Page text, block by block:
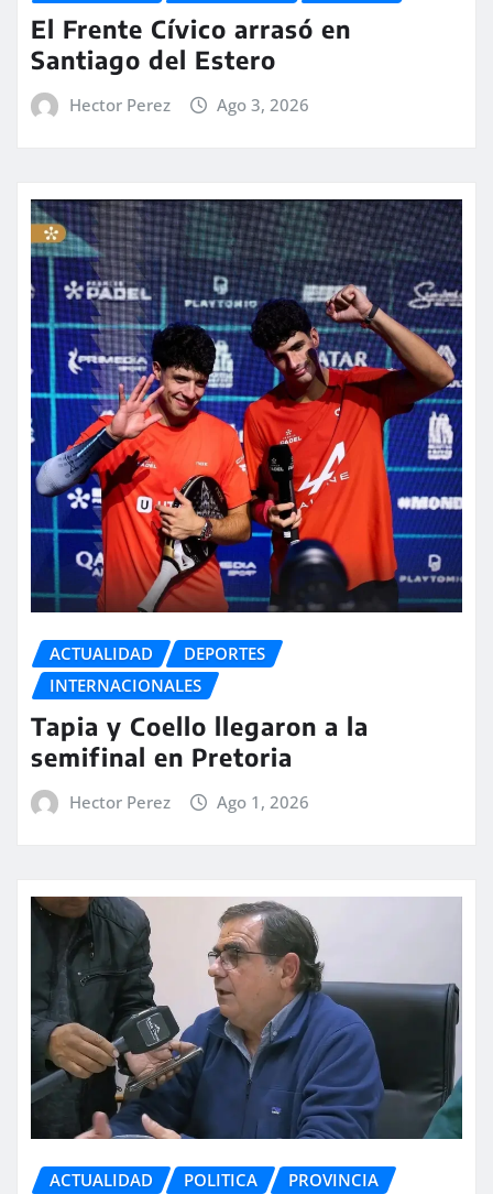
El Frente Cívico arrasó en
Santiago del Estero
Hector Perez Ago 3, 2026
ACTUALIDAD
DEPORTES
INTERNACIONALES
Tapia y Coello llegaron a la
semifinal en Pretoria
Hector Perez Ago 1, 2026
ACTUALIDAD POLITICA PROVINCIA